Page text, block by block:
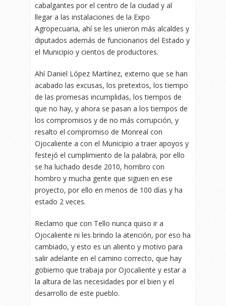
cabalgantes por el centro de la ciudad y al
llegar a las instalaciones de la Expo
Agropecuaria, ahí se les unieron más alcaldes y
diputados además de funcionarios del Estado y
el Municipio y cientos de productores.
Ahí Daniel López Martínez, externo que se han
acabado las excusas, los pretextos, los tiempo
de las promesas incumplidas, los tiempos de
que no hay, y ahora se pasan a los tiempos de
los compromisos y de no más corrupción, y
resalto el compromiso de Monreal con
Ojocaliente a con el Municipio a traer apoyos y
festejó el cumplimiento de la palabra, por ello
se ha luchado desde 2010, hombro con
hombro y mucha gente que siguen en ese
proyecto, por ello en menos de 100 días y ha
estado 2 veces.
Reclamo que con Tello nunca quiso ir a
Ojocaliente ni les brindo la atención, por eso ha
cambiado, y esto es un aliento y motivo para
salir adelante en el camino correcto, que hay
gobierno que trabaja por Ojocaliente y estar a
la altura de las necesidades por el bien y el
desarrollo de este pueblo.